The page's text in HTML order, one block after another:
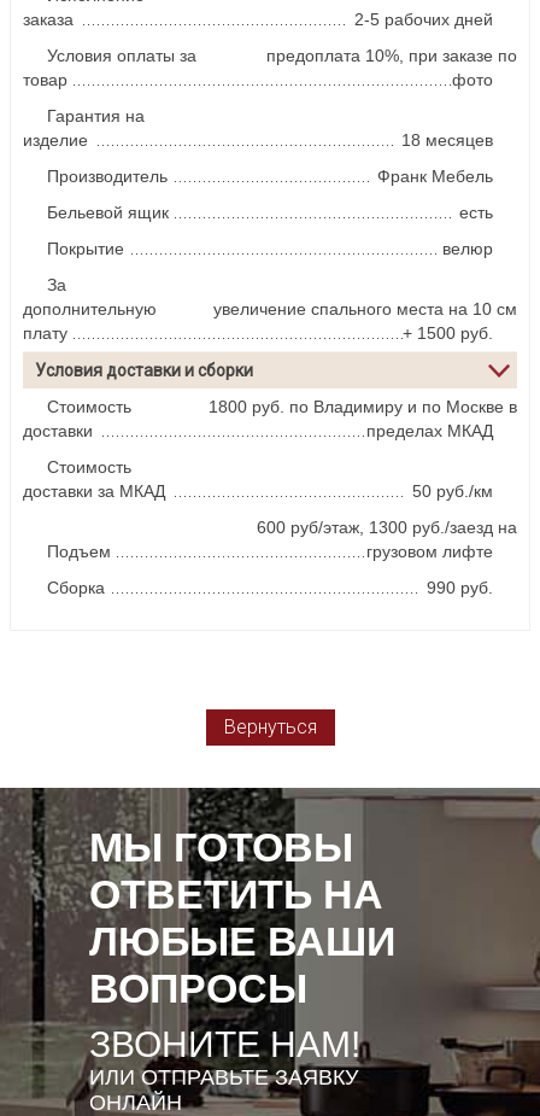
заказа
2-5 рабочих дней
Условия оплаты за
товар
предоплата 10%, при заказе по
фото
Гарантия на
изделие
18 месяцев
Производитель
Франк Мебель
Бельевой ящик
есть
Покрытие
велюр
За
дополнительную
плату
увеличение спального места на 10 см
+ 1500 руб.
Условия доставки и сборки
Стоимость
доставки
1800 руб. по Владимиру и по Москве в
пределах МКАД
Стоимость
доставки за МКАД
50 руб./км
Подъем
600 руб/этаж, 1300 руб./заезд на
грузовом лифте
Сборка
990 руб.
Вернуться
МЫ ГОТОВЫ
ОТВЕТИТЬ НА
ЛЮБЫЕ ВАШИ
ВОПРОСЫ
ЗВОНИТЕ НАМ!
ИЛИ ОТПРАВЬТЕ ЗАЯВКУ
ОНЛАЙН